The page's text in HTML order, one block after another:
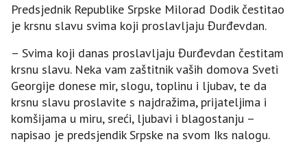
Predsjednik Republike Srpske Milorad Dodik čestitao
je krsnu slavu svima koji proslavljaju Đurđevdan.
– Svima koji danas proslavljaju Đurđevdan čestitam
krsnu slavu. Neka vam zaštitnik vaših domova Sveti
Georgije donese mir, slogu, toplinu i ljubav, te da
krsnu slavu proslavite s najdražima, prijateljima i
komšijama u miru, sreći, ljubavi i blagostanju –
napisao je predsjendik Srpske na svom Iks nalogu.